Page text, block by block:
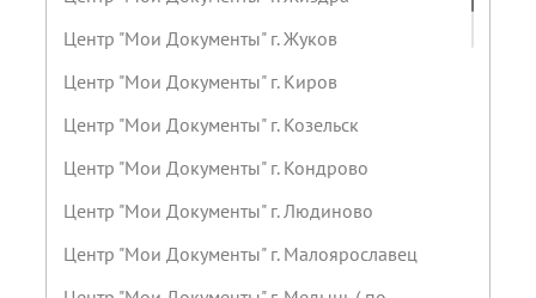
Центр "Мои Документы" г. Жуков
Центр "Мои Документы" г. Киров
Центр "Мои Документы" г. Козельск
Центр "Мои Документы" г. Кондрово
Центр "Мои Документы" г. Людиново
Центр "Мои Документы" г. Малоярославец